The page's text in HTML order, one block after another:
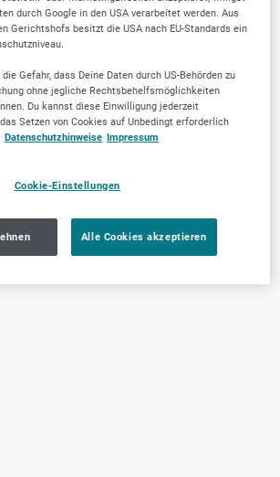
durch Google in den USA verarbeitet werden. Aus
Gerichtshofs besitzt die USA nach EU-Standards ein
Gefahr, dass Deine Daten durch US-Behörden zu
ohne jegliche Rechtsbehelfsmöglichkeiten
Du kannst diese Einwilligung jederzeit
Setzen von Cookies auf Unbedingt erforderlich
Datenschutzhinweise Impressum
Cookie-Einstellungen
Alle Cookies akzeptieren